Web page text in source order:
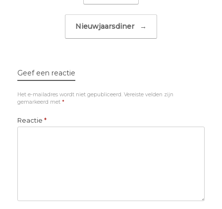
Nieuwjaarsdiner →
Geef een reactie
Het e-mailadres wordt niet gepubliceerd. Vereiste velden zijn
gemarkeerd met *
Reactie *